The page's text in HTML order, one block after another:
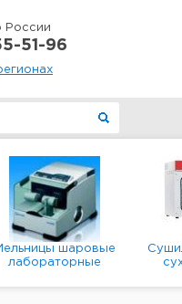
России
51-96
шаровые
лабораторные